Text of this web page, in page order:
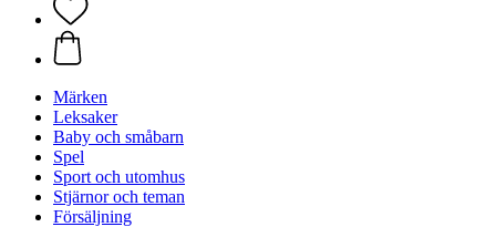
Märken
Leksaker
Baby och småbarn
Spel
Sport och utomhus
Stjärnor och teman
Försäljning